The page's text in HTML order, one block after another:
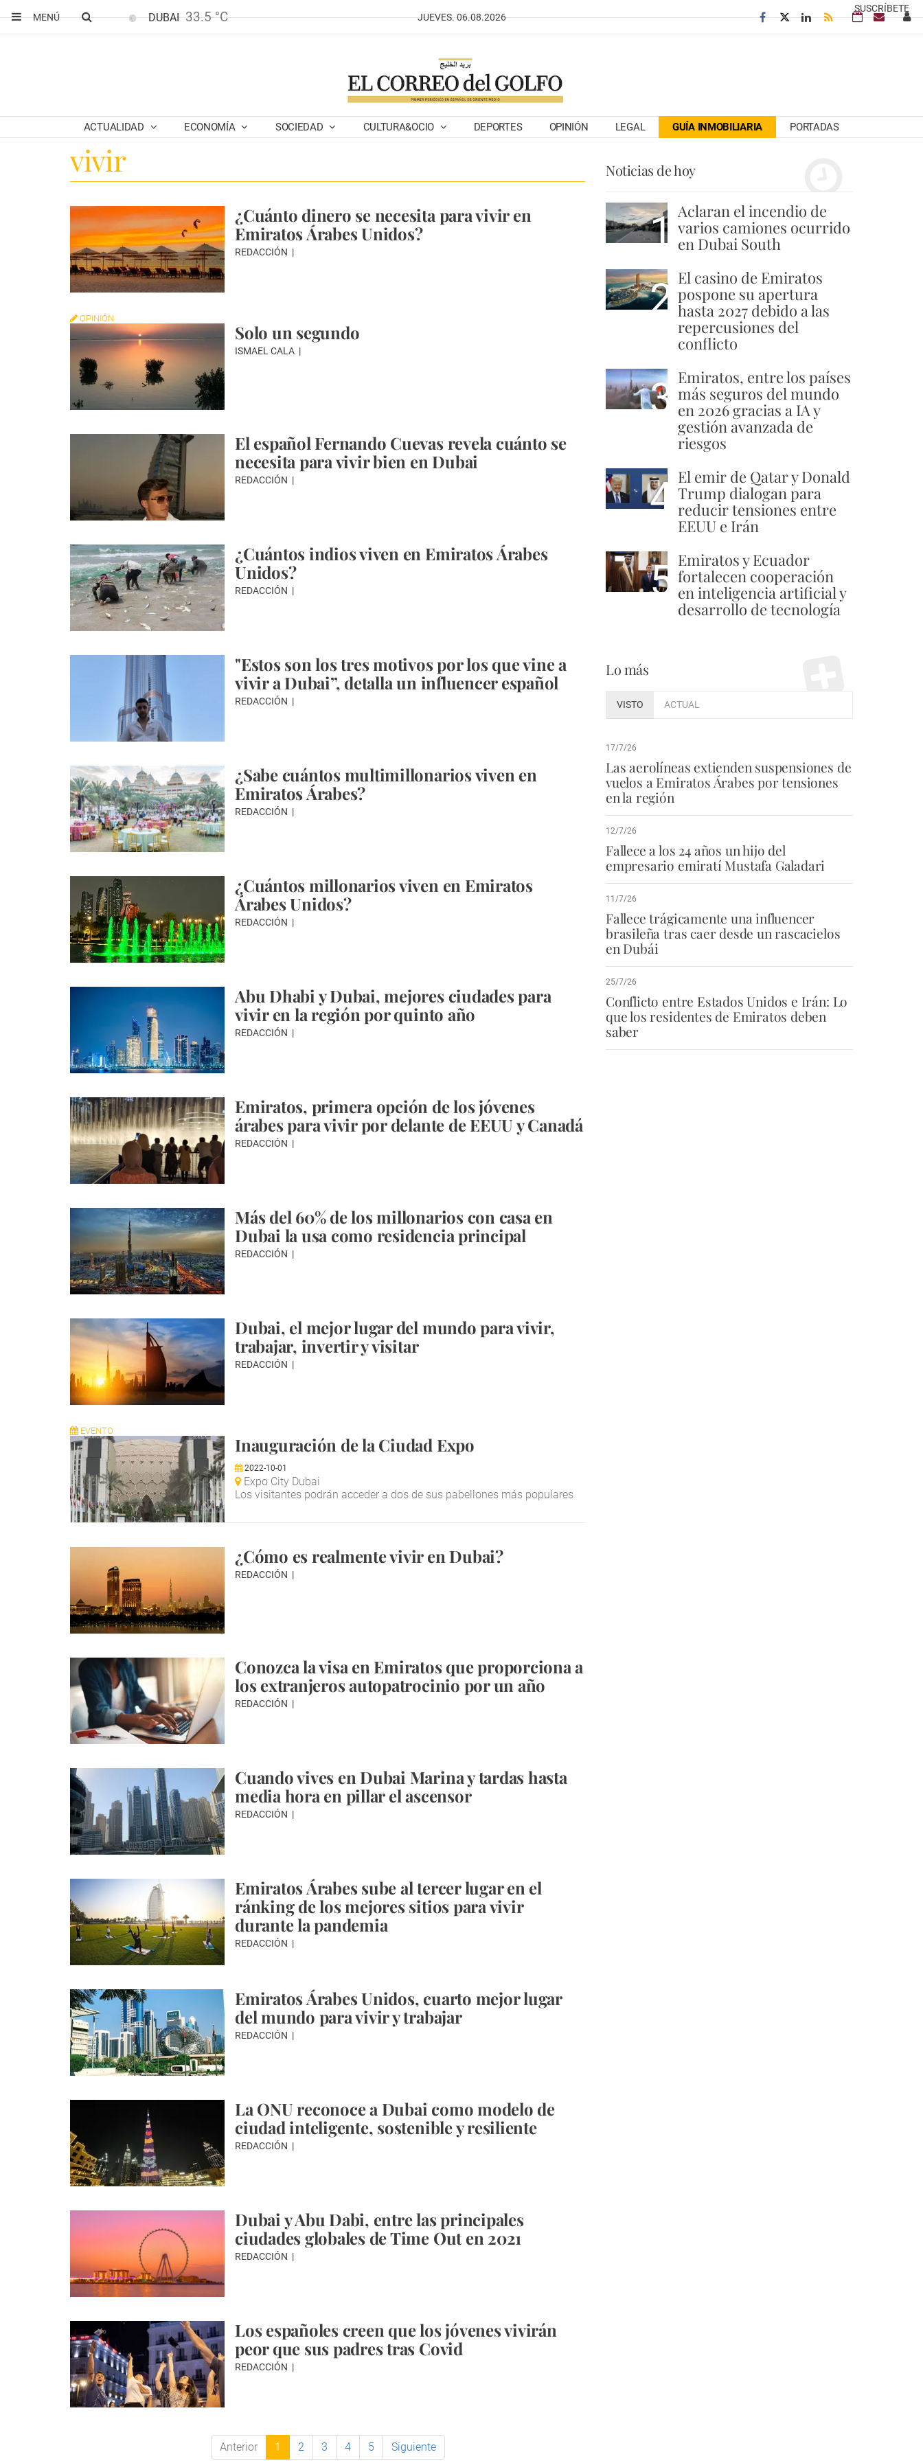
SUSCRÍBETE
MENÚ
DUBAI 33.5 °C JUEVES. 06.08.2026
ACTUALIDAD ECONOMÍA SOCIEDAD CULTURA&OCIO DEPORTES OPINIÓN LEGAL GUÍA INMOBILIARIA PORTADAS
vivir
¿Cuánto dinero se necesita para vivir en
Emiratos Árabes Unidos?
REDACCIÓN
OPINIÓN
Solo un segundo
ISMAEL CALA
El español Fernando Cuevas revela cuánto se
necesita para vivir bien en Dubai
REDACCIÓN
¿Cuántos indios viven en Emiratos Árabes
Unidos?
REDACCIÓN
"Estos son los tres motivos por los que vine a
vivir a Dubai”, detalla un influencer español
REDACCIÓN
¿Sabe cuántos multimillonarios viven en
Emiratos Árabes?
REDACCIÓN
¿Cuántos millonarios viven en Emiratos
Árabes Unidos?
REDACCIÓN
Abu Dhabi y Dubai, mejores ciudades para
vivir en la región por quinto año
REDACCIÓN
Emiratos, primera opción de los jóvenes
árabes para vivir por delante de EEUU y Canadá
REDACCIÓN
Más del 60% de los millonarios con casa en
Dubai la usa como residencia principal
REDACCIÓN
Dubai, el mejor lugar del mundo para vivir,
trabajar, invertir y visitar
REDACCIÓN
EVENTO
Inauguración de la Ciudad Expo
2022-10-01
Expo City Dubai
Los visitantes podrán acceder a dos de sus pabellones más populares
¿Cómo es realmente vivir en Dubai?
REDACCIÓN
Conozca la visa en Emiratos que proporciona a
los extranjeros autopatrocinio por un año
REDACCIÓN
Cuando vives en Dubai Marina y tardas hasta
media hora en pillar el ascensor
REDACCIÓN
Emiratos Árabes sube al tercer lugar en el
ránking de los mejores sitios para vivir
durante la pandemia
REDACCIÓN
Emiratos Árabes Unidos, cuarto mejor lugar
del mundo para vivir y trabajar
REDACCIÓN
La ONU reconoce a Dubai como modelo de
ciudad inteligente, sostenible y resiliente
REDACCIÓN
Dubai y Abu Dabi, entre las principales
ciudades globales de Time Out en 2021
REDACCIÓN
Los españoles creen que los jóvenes vivirán
peor que sus padres tras Covid
REDACCIÓN
Anterior 1 2 3 4 5 Siguiente
Noticias de hoy
1 Aclaran el incendio de
varios camiones ocurrido
en Dubai South
2 El casino de Emiratos
pospone su apertura
hasta 2027 debido a las
repercusiones del
conflicto
3 Emiratos, entre los países
más seguros del mundo
en 2026 gracias a IA y
gestión avanzada de
riesgos
4 El emir de Qatar y Donald
Trump dialogan para
reducir tensiones entre
EEUU e Irán
5 Emiratos y Ecuador
fortalecen cooperación
en inteligencia artificial y
desarrollo de tecnología
Lo más
VISTO ACTUAL
17/7/26
Las aerolíneas extienden suspensiones de
vuelos a Emiratos Árabes por tensiones
en la región
12/7/26
Fallece a los 24 años un hijo del
empresario emiratí Mustafa Galadari
11/7/26
Fallece trágicamente una influencer
brasileña tras caer desde un rascacielos
en Dubái
25/7/26
Conflicto entre Estados Unidos e Irán: Lo
que los residentes de Emiratos deben
saber